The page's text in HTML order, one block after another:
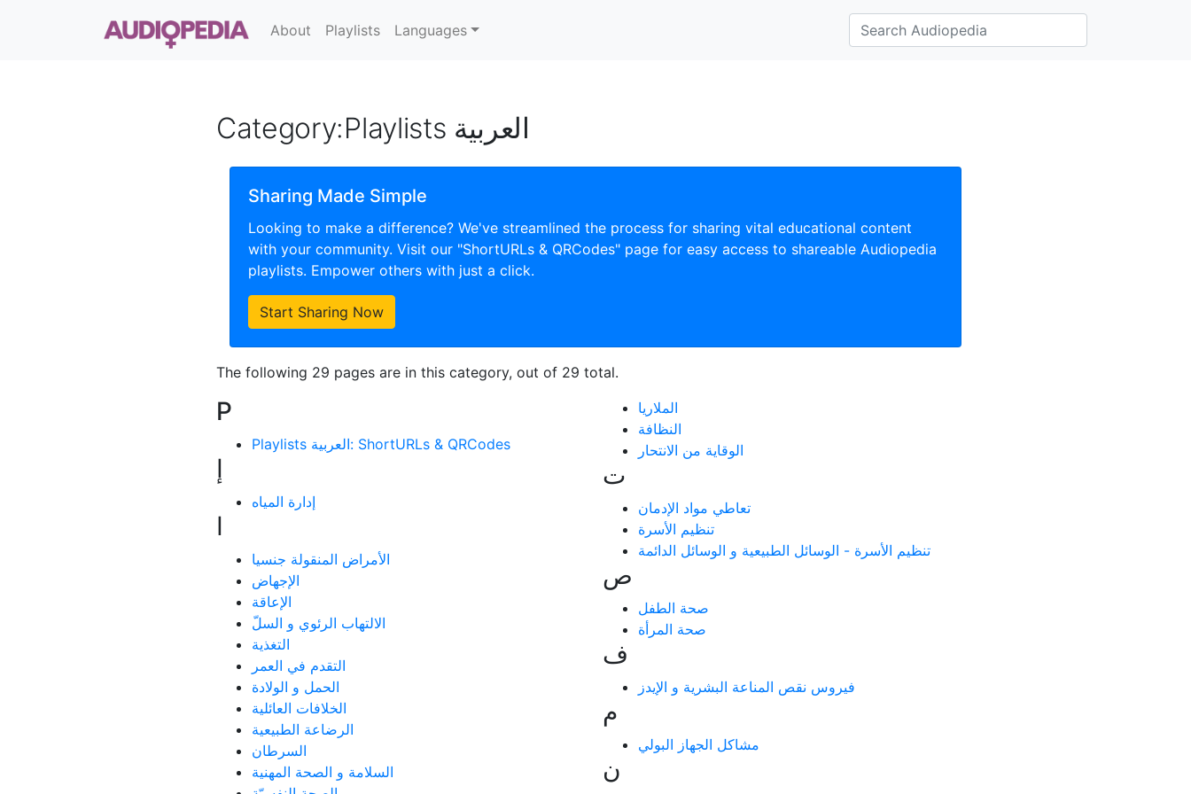
About Playlists Languages
Category: Playlists العربية
Sharing Made Simple
Looking to make a difference? We've streamlined the process for sharing vital educational content
with your community. Visit our "ShortURLs & QRCodes" page for easy access to shareable Audiopedia
playlists. Empower others with just a click.
Start Sharing Now
The following 29 pages are in this category, out of 29 total.
P
Playlists العربية: ShortURLs & QRCodes
إ
إدارة المياه
ا
الأمراض المنقولة جنسيا
الإجهاض
الإعاقة
الالتهاب الرئوي و السلّ
التغذية
التقدم في العمر
الحمل و الولادة
الخلافات العائلية
الرضاعة الطبيعية
السرطان
السلامة و الصحة المهنية
الملاريا
النظافة
الوقاية من الانتحار
ت
تعاطي مواد الإدمان
تنظيم الأسرة
تنظيم الأسرة - الوسائل الطبيعية و الوسائل الدائمة
ص
صحة الطفل
صحة المرأة
ف
فيروس نقص المناعة البشرية و الإيدز
م
مشاكل الجهاز البولي
ن